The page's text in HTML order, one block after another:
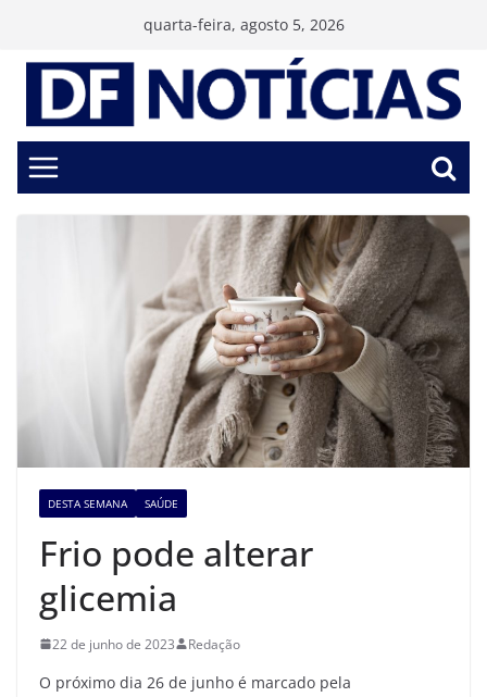
conteúdo
quarta-feira, agosto 5, 2026
DESTA SEMANA SAÚDE
Frio pode alterar
glicemia
22 de junho de 2023 Redação
O próximo dia 26 de junho é marcado pela